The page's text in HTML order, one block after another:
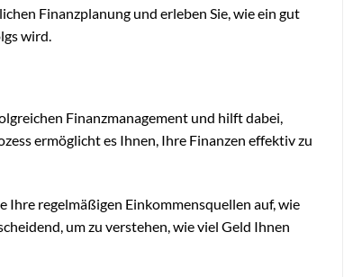
Finanzplanung und erleben Sie, wie ein gut
wird.
Finanzmanagement und hilft dabei,
ermöglicht es Ihnen, Ihre Finanzen effektiv zu
Ihre regelmäßigen Einkommensquellen auf, wie
um zu verstehen, wie viel Geld Ihnen